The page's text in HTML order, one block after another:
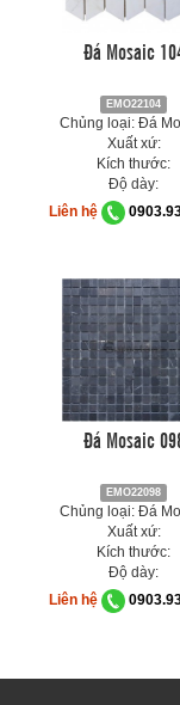
Đá Mosaic
EMO22104
Chủng loại: Đá
Xuất xứ:
Kích thước:
Độ dày:
Liên hệ
Đá Mosaic
EMO22098
Chủng loại: Đá
Xuất xứ:
Kích thước:
Độ dày:
Liên hệ